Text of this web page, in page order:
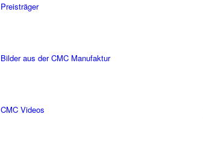
Preisträger
Bilder aus der CMC Manufaktur
CMC Videos